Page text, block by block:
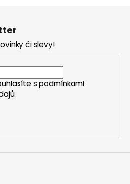
či slevy!
s podmínkami